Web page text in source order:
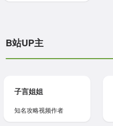
B站UP主
子言姐姐
知名攻略视频作者